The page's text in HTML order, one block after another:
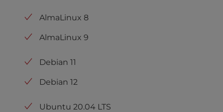
AlmaLinux 8
AlmaLinux 9
Debian 11
Debian 12
Ubuntu 20.04 LTS